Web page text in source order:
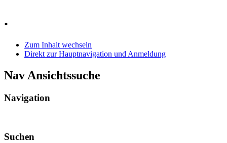
.
Zum Inhalt wechseln
Direkt zur Hauptnavigation und Anmeldung
Nav Ansichtssuche
Navigation
Suchen